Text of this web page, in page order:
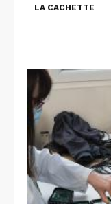
LA CACHETTE